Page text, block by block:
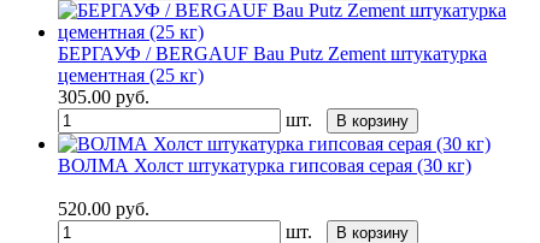
БЕРГАУФ / BERGAUF Bau Putz Zement штукатурка
цементная (25 кг)
305.00 руб.
шт.
В корзину
ВОЛМА Холст штукатурка гипсовая серая (30 кг)
520.00 руб.
шт.
В корзину